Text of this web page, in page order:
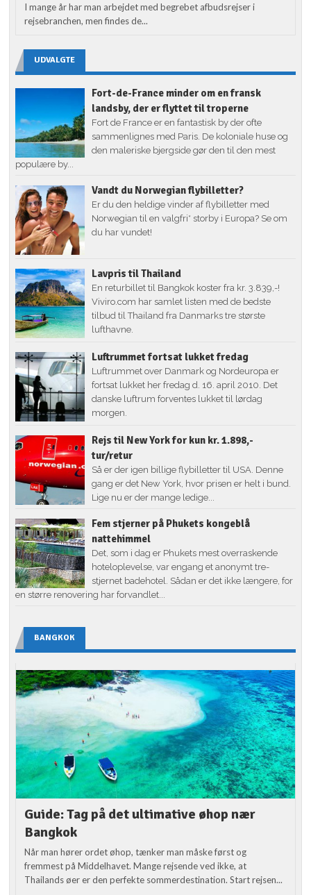
I mange år har man arbejdet med begrebet afbudsrejser i
rejsebranchen, men findes de...
UDVALGTE
Fort-de-France minder om en fransk
landsby, der er flyttet til troperne
Fort de France er en fantastisk by der ofte
sammenlignes med Paris. De koloniale huse og
den maleriske bjergside gør den til den mest
populære by...
Vandt du Norwegian flybilletter?
Er du den heldige vinder af flybilletter med
Norwegian til en valgfri* storby i Europa? Se om
du har vundet!
Lavpris til Thailand
En returbillet til Bangkok koster fra kr. 3.839,-!
Viviro.com har samlet listen med de bedste
tilbud til Thailand fra Danmarks tre største
lufthavne.
Luftrummet fortsat lukket fredag
Luftrummet over Danmark og Nordeuropa er
fortsat lukket her fredag d. 16. april 2010. Det
danske luftrum forventes lukket til lørdag
morgen.
Rejs til New York for kun kr. 1.898,-
tur/retur
Så er der igen billige flybilletter til USA. Denne
gang er det New York, hvor prisen er helt i bund.
Lige nu er der mange ledige...
Fem stjerner på Phukets kongeblå
nattehimmel
Det, som i dag er Phukets mest overraskende
hoteloplevelse, var engang et anonymt tre-
stjernet badehotel. Sådan er det ikke længere, for
en større renovering har forvandlet...
BANGKOK
Guide: Tag på det ultimative øhop nær
Bangkok
Når man hører ordet øhop, tænker man måske først og
fremmest på Middelhavet. Mange rejsende ved ikke, at
Thailands øer er den perfekte sommerdestination. Start rejsen...